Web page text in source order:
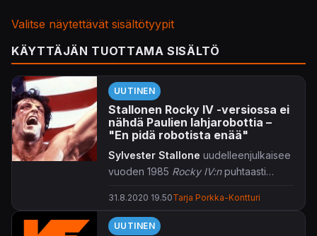
Valitse näytettävät sisältötyypit
KÄYTTÄJÄN TUOTTAMA SISÄLTÖ
UUTINEN
Stallonen Rocky IV -versiossa ei
nähdä Paulien lahjarobottia –
"En pidä robotista enää"
Sylvester Stallone uudelleenjulkaisee
vuoden 1985 Rocky IV:npuhtaasti
31.8.2020 19.50Tarja Porkka-Kontturi
UUTINEN